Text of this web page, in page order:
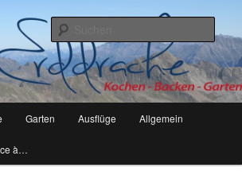
– leben eben
Garten Ausflüge Allgemein
à…